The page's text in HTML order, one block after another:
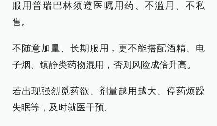
服用普瑞巴林须遵医嘱用药、不滥用、不私
售。
不随意加量、长期服用，更不能搭配酒精、电
子烟、镇静类药物混用，否则风险成倍升高。
若出现强烈觅药欲、剂量越用越大、停药烦躁
失眠等，及时就医干预。